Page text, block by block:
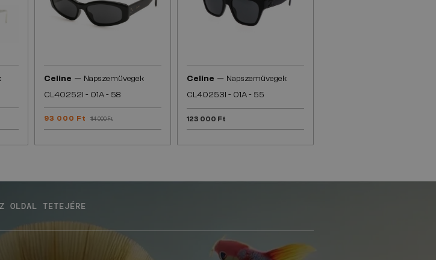
Celine — Napszemüvegek
CL40252I - 01A - 58
93 000 Ft 114 000 Ft
Celine — Napszemüvegek
CL40253I - 01A - 55
123 000 Ft
OLDAL TETEJÉRE